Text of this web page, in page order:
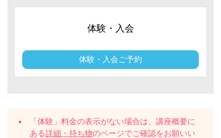
体験・入会
体験・入会ご予約
「体験」料金の表示がない場合は、講座概要に
ある詳細・持ち物のページでご確認をお願いい